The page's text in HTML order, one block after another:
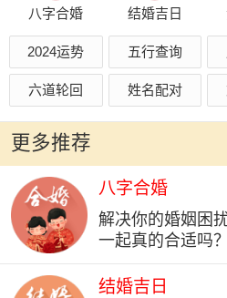
八字合婚 结婚吉日
2024运势 五行查询
六道轮回 姓名配对
更多推荐
八字合婚
解决你的婚姻困
一起真的合适吗？
结婚吉日